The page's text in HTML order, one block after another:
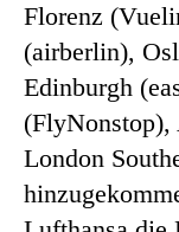
Florenz
(airberlin),
Edinburgh
London